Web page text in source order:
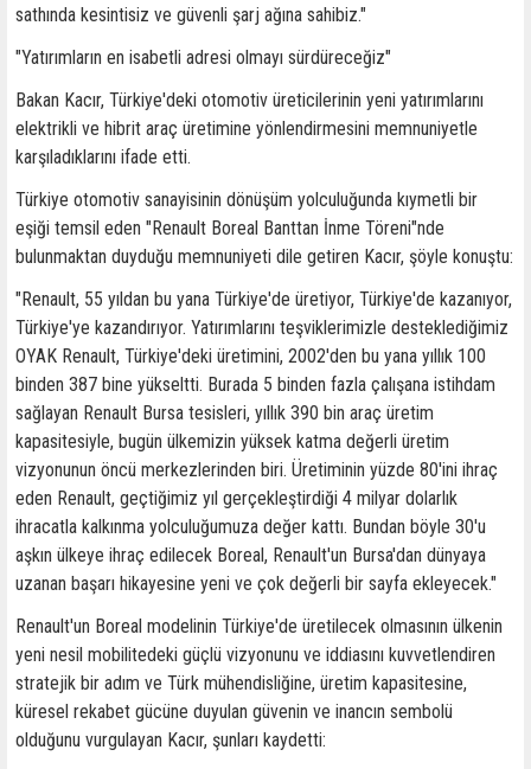
sathında kesintisiz ve güvenli şarj ağına sahibiz."
"Yatırımların en isabetli adresi olmayı sürdüreceğiz"
Bakan Kacır, Türkiye'deki otomotiv üreticilerinin yeni yatırımlarını
elektrikli ve hibrit araç üretimine yönlendirmesini memnuniyetle
karşıladıklarını ifade etti.
Türkiye otomotiv sanayisinin dönüşüm yolculuğunda kıymetli bir
eşiği temsil eden "Renault Boreal Banttan İnme Töreni"nde
bulunmaktan duyduğu memnuniyeti dile getiren Kacır, şöyle konuştu:
"Renault, 55 yıldan bu yana Türkiye'de üretiyor, Türkiye'de kazanıyor,
Türkiye'ye kazandırıyor. Yatırımlarını teşviklerimizle desteklediğimiz
OYAK Renault, Türkiye'deki üretimini, 2002'den bu yana yıllık 100
binden 387 bine yükseltti. Burada 5 binden fazla çalışana istihdam
sağlayan Renault Bursa tesisleri, yıllık 390 bin araç üretim
kapasitesiyle, bugün ülkemizin yüksek katma değerli üretim
vizyonunun öncü merkezlerinden biri. Üretiminin yüzde 80'ini ihraç
eden Renault, geçtiğimiz yıl gerçekleştirdiği 4 milyar dolarlık
ihracatla kalkınma yolculuğumuza değer kattı. Bundan böyle 30'u
aşkın ülkeye ihraç edilecek Boreal, Renault'un Bursa'dan dünyaya
uzanan başarı hikayesine yeni ve çok değerli bir sayfa ekleyecek."
Renault'un Boreal modelinin Türkiye'de üretilecek olmasının ülkenin
yeni nesil mobilitedeki güçlü vizyonunu ve iddiasını kuvvetlendiren
stratejik bir adım ve Türk mühendisliğine, üretim kapasitesine,
küresel rekabet gücüne duyulan güvenin ve inancın sembolü
olduğunu vurgulayan Kacır, şunları kaydetti: